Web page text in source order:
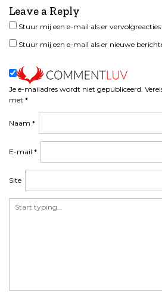
Leave a Reply
Je e-mailadres wordt niet gepubliceerd.
met *
Naam *
E-mail *
Site
Stuur mij een e-mail als er
Stuur mij een e-mail als er nieuwe